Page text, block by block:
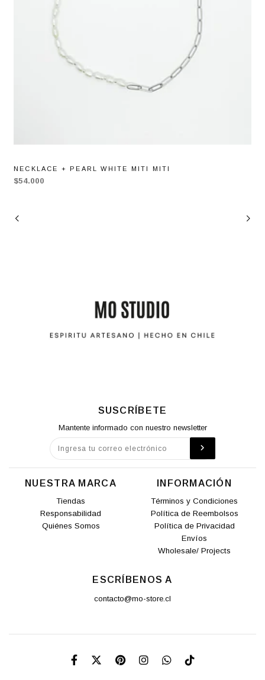
NECKLACE + PEARL WHITE MITI MITI
$54.000
SUSCRÍBETE
Mantente informado con nuestro newsletter
NUESTRA MARCA
Tiendas
Responsabilidad
Quiénes Somos
INFORMACIÓN
Términos y Condiciones
Política de Reembolsos
Política de Privacidad
Envíos
Wholesale/ Projects
ESCRÍBENOS A
contacto@mo-store.cl